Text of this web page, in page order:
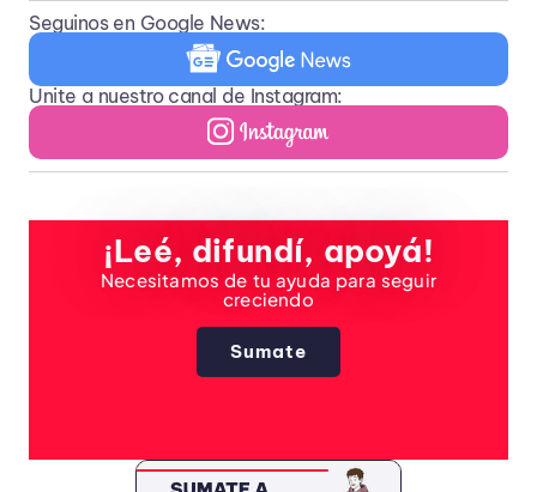
Seguinos en Google News:
Unite a nuestro canal de Instagram:
¡Leé, difundí, apoyá!
Necesitamos de tu ayuda para seguir
creciendo
Sumate